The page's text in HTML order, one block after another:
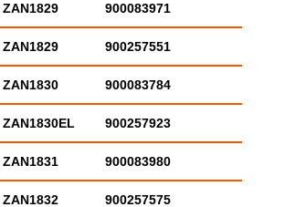
ZAN1829 900083971
ZAN1829 900257551
ZAN1830 900083784
ZAN1830EL 900257923
ZAN1831 900083980
ZAN1832 900257575